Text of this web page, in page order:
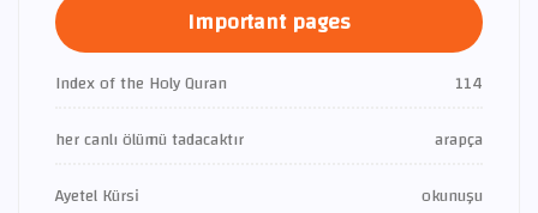
Important pages
Index of the Holy Quran
114
her canlı ölümü tadacaktır
arapça
Ayetel Kürsi
okunuşu